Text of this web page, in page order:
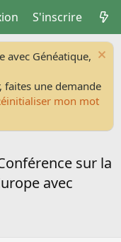
S'inscrire
avec Généatique,
faites une demande
mon mot
sur la
avec